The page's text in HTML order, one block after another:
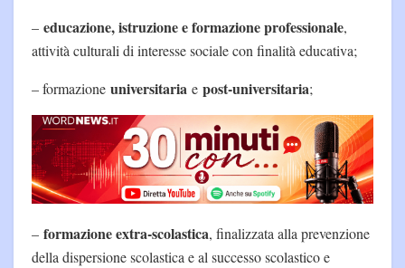
– educazione, istruzione e formazione professionale,
attività culturali di interesse sociale con finalità educativa;
– formazione universitaria e post-universitaria;
– formazione extra-scolastica, finalizzata alla prevenzione
della dispersione scolastica e al successo scolastico e